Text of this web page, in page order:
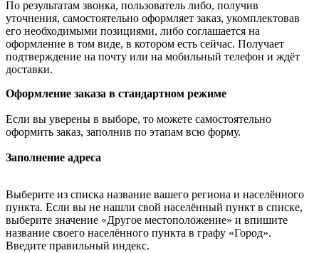
По результатам звонка, пользователь либо, получив
уточнения, самостоятельно оформляет заказ, укомплектовав
его необходимыми позициями, либо соглашается на
оформление в том виде, в котором есть сейчас. Получает
подтверждение на почту или на мобильный телефон и ждёт
доставки.
Оформление заказа в стандартном режиме
Если вы уверены в выборе, то можете самостоятельно
оформить заказ, заполнив по этапам всю форму.
Заполнение адреса
Выберите из списка название вашего региона и населённого
пункта. Если вы не нашли свой населённый пункт в списке,
выберите значение «Другое местоположение» и впишите
название своего населённого пункта в графу «Город».
Введите правильный индекс.